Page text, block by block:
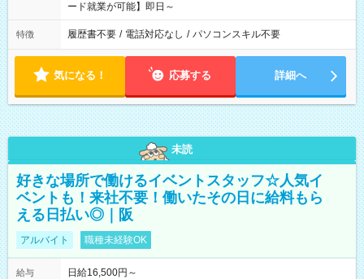
ード就業が可能】即日～
特徴 履歴書不要 / 電話対応なし / パソコンスキル不要
気になる！ 応募する 詳細へ
未読
好きな場所で働けるイベントスタッフ☆人気イ
ベントも！来社不要！働いたその日に給料もら
える日払い◎｜阪
アルバイト 職種未経験OK
給与
日給16,500円～